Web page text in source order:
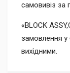
самовивіз
«BLOCK
замовлення
вихідними.